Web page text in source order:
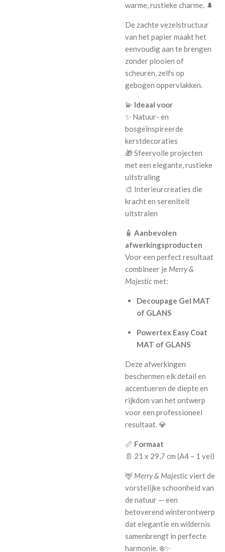
warme, rustieke charme. 🌲
De zachte vezelstructuur
van het papier maakt het
eenvoudig aan te brengen
zonder plooien of
scheuren, zelfs op
gebogen oppervlakken.
💫 Ideaal voor
✨ Natuur- en
bosgeïnspireerde
kerstdecoraties
🎁 Sfeervolle projecten
met een elegante, rustieke
uitstraling
🎨 Interieurcreaties die
kracht en sereniteit
uitstralen
🧴 Aanbevolen
afwerkingsproducten
Voor een perfect resultaat
combineer je Merry &
Majesticmet:
Decoupage Gel MAT
of GLANS
Powertex Easy Coat
MAT of GLANS
Deze afwerkingen
beschermen elk detail en
accentueren de diepte en
rijkdom van het ontwerp
voor een professioneel
resultaat. 💎
📏 Formaat
📄 21 x 29,7 cm (A4 – 1 vel)
🦌 Merry & Majesticviert de
vorstelijke schoonheid van
de natuur — een
betoverend winterontwerp
dat elegantie en wildernis
samenbrengt in perfecte
harmonie. ❄️✨